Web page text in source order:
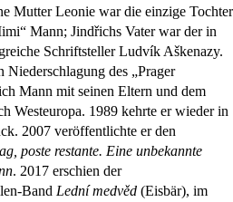
Mutter Leonie war die einzige Tochter
Mann; Jindřichs Vater war der in
Schriftsteller Ludvík Aškenazy.
Niederschlagung des „Prager
Mann mit seinen Eltern und dem
Westeuropa. 1989 kehrte er wieder in
2007 veröffentlichte er den
poste restante. Eine unbekannte
. 2017 erschien der
Band Lední medvěd (Eisbär), im